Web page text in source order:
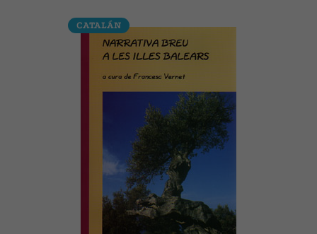
CATALÁN